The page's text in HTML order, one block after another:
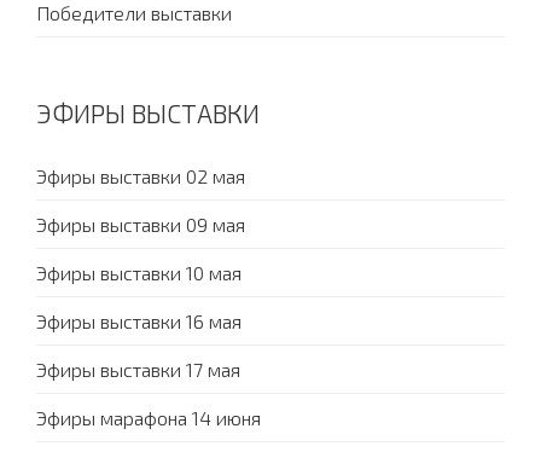
Победители выставки
ЭФИРЫ ВЫСТАВКИ
Эфиры выставки 02 мая
Эфиры выставки 09 мая
Эфиры выставки 10 мая
Эфиры выставки 16 мая
Эфиры выставки 17 мая
Эфиры марафона 14 июня